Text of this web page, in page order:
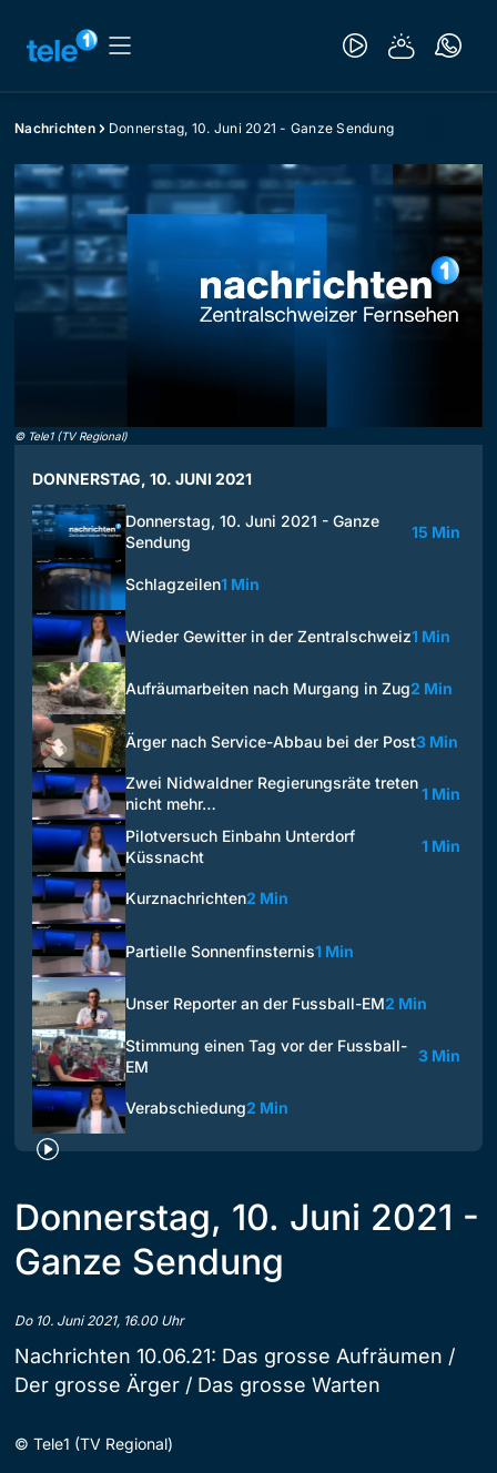
Nachrichten Donnerstag, 10. Juni 2021 - Ganze Sendung
© Tele1 (TV Regional)
DONNERSTAG, 10. JUNI 2021
Donnerstag, 10. Juni 2021 - Ganze
Sendung
15 Min
Schlagzeilen1 Min
Wieder Gewitter in der Zentralschweiz1 Min
Aufräumarbeiten nach Murgang in Zug2 Min
Ärger nach Service-Abbau bei der Post3 Min
Zwei Nidwaldner Regierungsräte treten
nicht mehr…
1 Min
Pilotversuch Einbahn Unterdorf
Küssnacht
1 Min
Kurznachrichten2 Min
Partielle Sonnenfinsternis1 Min
Unser Reporter an der Fussball-EM2 Min
Stimmung einen Tag vor der Fussball-
EM
3 Min
Verabschiedung2 Min
Donnerstag, 10. Juni 2021 -
Ganze Sendung
Do 10. Juni 2021, 16.00 Uhr
Nachrichten 10.06.21: Das grosse Aufräumen /
Der grosse Ärger / Das grosse Warten
© Tele1 (TV Regional)